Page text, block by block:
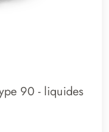
90 - liquides